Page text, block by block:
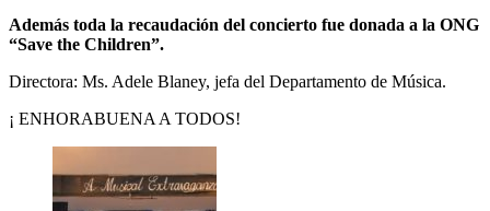
Además toda la recaudación del concierto fue donada a la ONG
“Save the Children”.
Directora: Ms. Adele Blaney, jefa del Departamento de Música.
¡ ENHORABUENA A TODOS!